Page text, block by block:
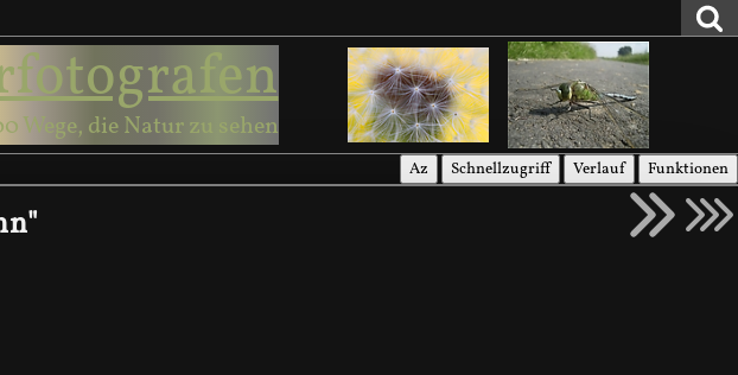
Wege, die Natur zu sehen
Az Schnellzugriff Verlauf Funktionen